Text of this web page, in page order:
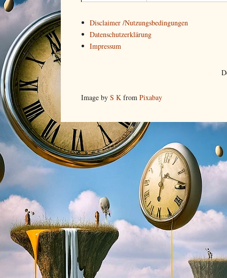
Disclaimer /Nutzungsbedingungen
Datenschutzerklärung
Impressum
Image by S K from Pixabay